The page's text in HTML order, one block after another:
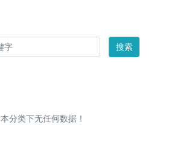
搜索
本分类下无任何数据！